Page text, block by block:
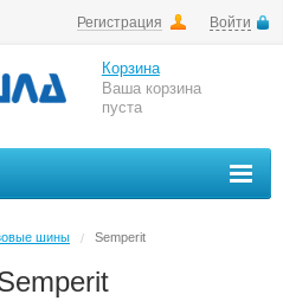
Регистрация Войти
Корзина
Ваша корзина
пуста
шины / Semperit